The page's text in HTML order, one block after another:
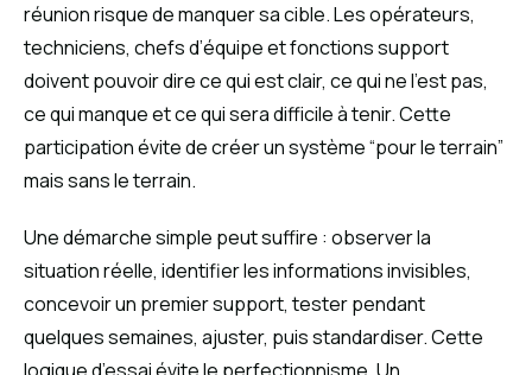
réunion risque de manquer sa cible. Les opérateurs,
techniciens, chefs d’équipe et fonctions support
doivent pouvoir dire ce qui est clair, ce qui ne l’est pas,
ce qui manque et ce qui sera difficile à tenir. Cette
participation évite de créer un système “pour le terrain”
mais sans le terrain.
Une démarche simple peut suffire : observer la
situation réelle, identifier les informations invisibles,
concevoir un premier support, tester pendant
quelques semaines, ajuster, puis standardiser. Cette